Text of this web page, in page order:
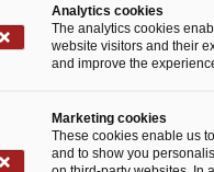
Strategie
Analytics cookies
The analytics cookies
website visitors and their
and improve the
Marketing cookies
These cookies enable us
and to show you